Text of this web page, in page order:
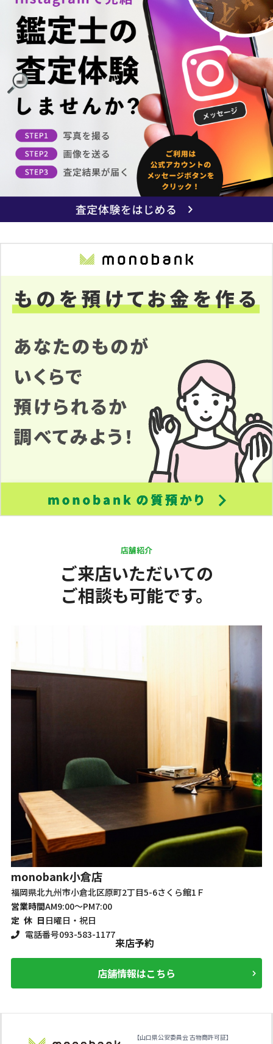
店舗紹介
ご来店いただいての
ご相談も可能です。
monobank魚町店
福岡県北九州市小倉北区魚町2丁目1-15
営業時間AM10:00～PM7:00
定 休 日日曜・祝日
電話番号093-541-1178
来店予約
【山口県公安委員会 古物商許可証】